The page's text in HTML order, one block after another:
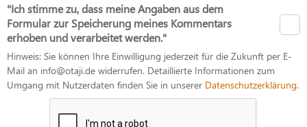
"Ich stimme zu, dass meine Angaben aus dem
Formular zur Speicherung meines Kommentars
erhoben und verarbeitet werden."
Hinweis: Sie können Ihre Einwilligung jederzeit für die Zukunft per E-
Mail an info@otaji.de widerrufen. Detaillierte Informationen zum
Umgang mit Nutzerdaten finden Sie in unserer Datenschutzerklärung